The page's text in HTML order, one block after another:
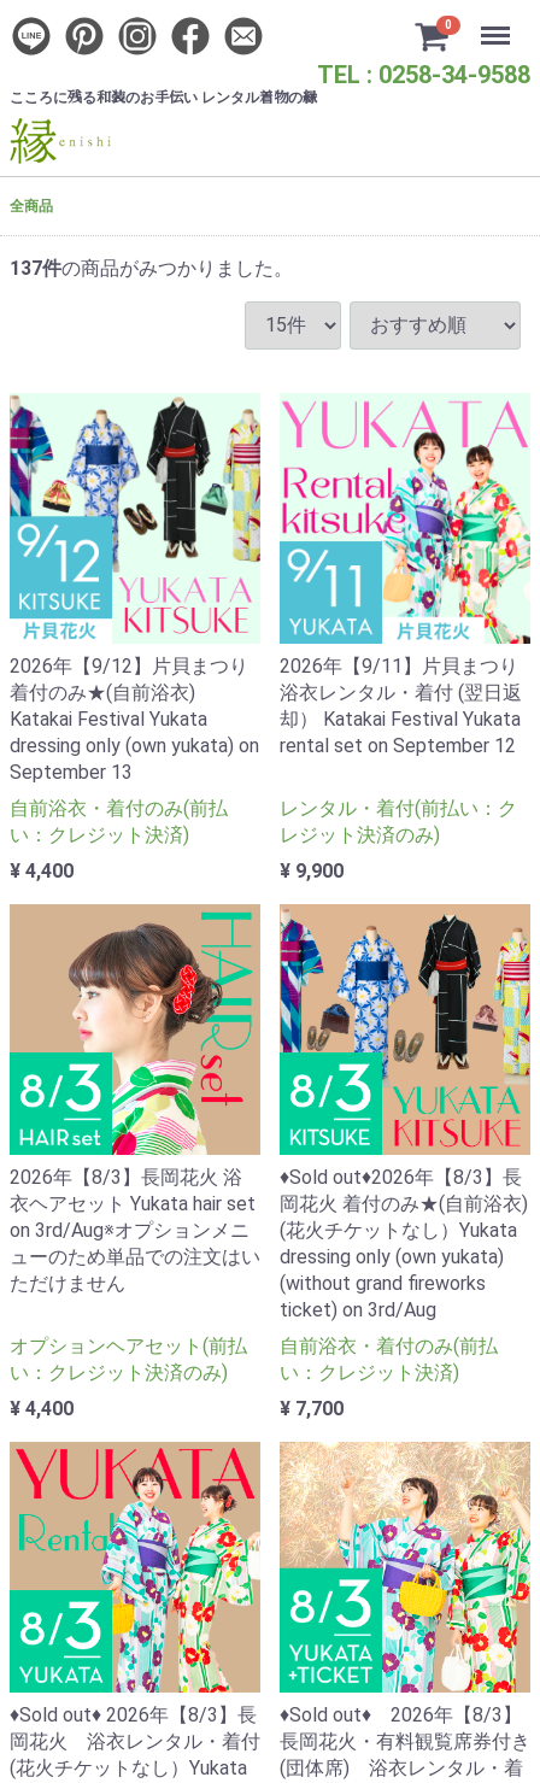
TEL : 0258-34-9588
こころに残る和装のお手伝い レンタル着物の縁
0 Menu
全商品
137件の商品がみつかりました。
2026年【9/12】片貝まつり
着付のみ★(自前浴衣)
Katakai Festival Yukata
dressing only (own yukata) on
September 13
自前浴衣・着付のみ(前払
い：クレジット決済)
¥ 4,400
2026年【9/11】片貝まつり
浴衣レンタル・着付 (翌日返
却） Katakai Festival Yukata
rental set on September 12
レンタル・着付(前払い：ク
レジット決済のみ)
¥ 9,900
2026年【8/3】長岡花火 浴
衣ヘアセット Yukata hair set
on 3rd/Aug※オプションメニ
ューのため単品での注文はい
ただけません
オプションヘアセット(前払
い：クレジット決済のみ)
¥ 4,400
♦Sold out♦2026年【8/3】長
岡花火 着付のみ★(自前浴衣)
(花火チケットなし）Yukata
dressing only (own yukata)
(without grand fireworks
ticket) on 3rd/Aug
自前浴衣・着付のみ(前払
い：クレジット決済)
¥ 7,700
♦Sold out♦ 2026年【8/3】長
岡花火 浴衣レンタル・着付
(花火チケットなし）Yukata
♦Sold out♦ 2026年【8/3】
長岡花火・有料観覧席券付き
(団体席) 浴衣レンタル・着